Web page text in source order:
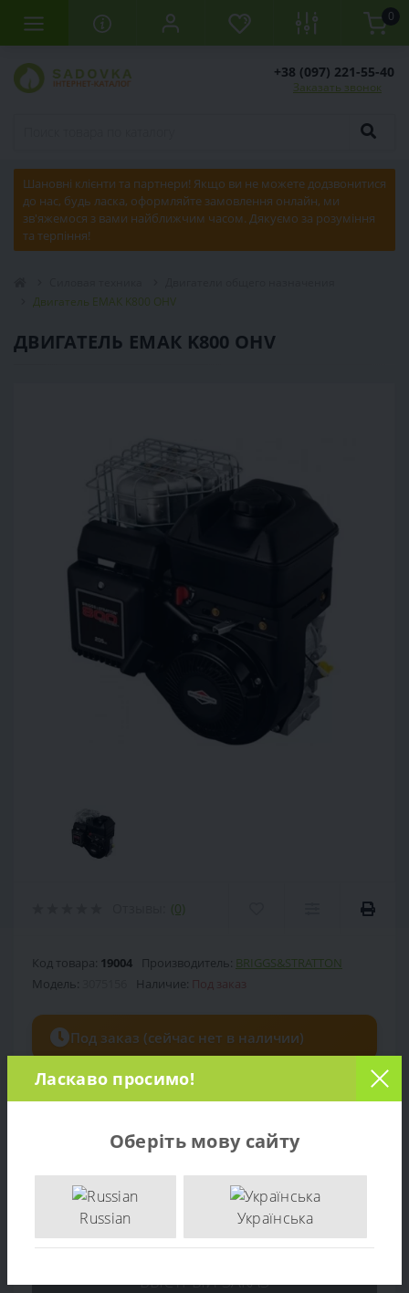
0
+38 (097) 221-55-40
Заказать звонок
Шановні клієнти та партнери! Якщо ви не можете додзвонитися
до нас, будь ласка, оформляйте замовлення онлайн, ми
зв'яжемося з вами найближчим часом. Дякуємо за розуміння
та терпіння!
Двигатель ЕМАК K800 OHV
ДВИГАТЕЛЬ ЕМАК K800 OHV
(0)
Код товара: 19004 Производитель: BRIGGS&STRATTON
Модель:
Наличие: Под заказ
Под заказ (сейчас нет в наличии)
Цена: 0 грн.
+
В КОРЗИНУ
БЫСТРЫЙ ЗАКАЗ
Ласкаво просимо!
Оберіть мову сайту
Russian Українська